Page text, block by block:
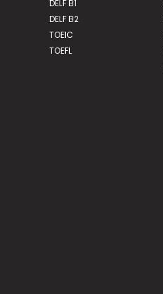
DELF B1
DELF B2
TOEIC
TOEFL